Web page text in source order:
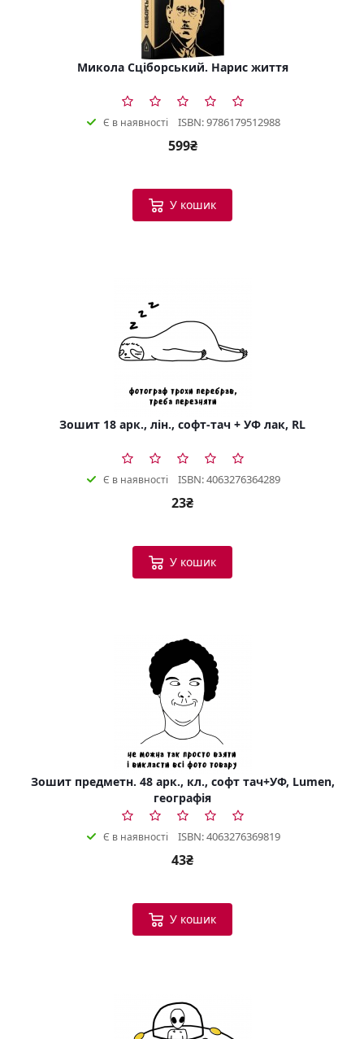
Микола Сціборський. Нарис життя
Є в наявності ISBN: 9786179512988
599₴
У кошик
Зошит 18 арк., лін., софт-тач + УФ лак, RL
Є в наявності ISBN: 4063276364289
23₴
У кошик
Зошит предметн. 48 арк., кл., софт тач+УФ, Lumen,
географія
Є в наявності ISBN: 4063276369819
43₴
У кошик